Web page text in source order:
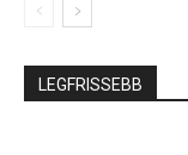
LEGFRISSEBB